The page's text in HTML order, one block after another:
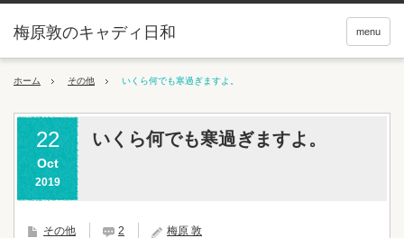
menu
梅原敦のキャディ日和
ホーム その他 いくら何でも寒過ぎますよ。
22
Oct
2019
いくら何でも寒過ぎますよ。
その他 2 梅原 敦